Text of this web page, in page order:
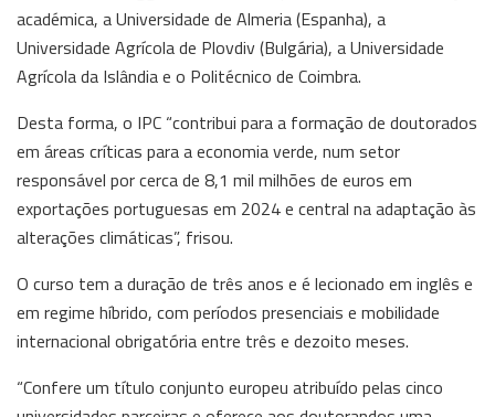
académica, a Universidade de Almeria (Espanha), a
Universidade Agrícola de Plovdiv (Bulgária), a Universidade
Agrícola da Islândia e o Politécnico de Coimbra.
Desta forma, o IPC “contribui para a formação de doutorados
em áreas críticas para a economia verde, num setor
responsável por cerca de 8,1 mil milhões de euros em
exportações portuguesas em 2024 e central na adaptação às
alterações climáticas”, frisou.
O curso tem a duração de três anos e é lecionado em inglês e
em regime híbrido, com períodos presenciais e mobilidade
internacional obrigatória entre três e dezoito meses.
“Confere um título conjunto europeu atribuído pelas cinco